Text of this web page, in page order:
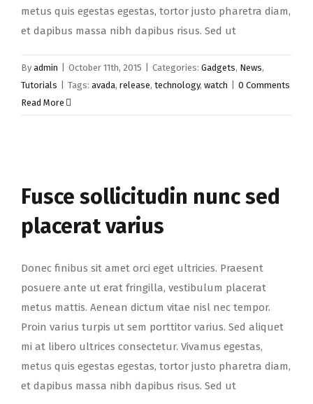
metus quis egestas egestas, tortor justo pharetra diam,
et dapibus massa nibh dapibus risus. Sed ut
By admin October 11th, 2015 Categories: Gadgets, News,
Tutorials
Tags: avada, release, technology, watch
0 Comments
Read More
Fusce sollicitudin nunc sed
placerat varius
Donec finibus sit amet orci eget ultricies. Praesent
posuere ante ut erat fringilla, vestibulum placerat
metus mattis. Aenean dictum vitae nisl nec tempor.
Proin varius turpis ut sem porttitor varius. Sed aliquet
mi at libero ultrices consectetur. Vivamus egestas,
metus quis egestas egestas, tortor justo pharetra diam,
et dapibus massa nibh dapibus risus. Sed ut